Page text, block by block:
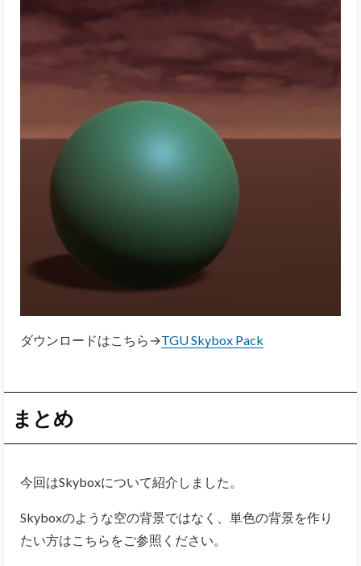
ダウンロードはこちら→TGU Skybox Pack
まとめ
今回はSkyboxについて紹介しました。
Skyboxのような空の背景ではなく、単色の背景を作り
たい方はこちらをご参照ください。